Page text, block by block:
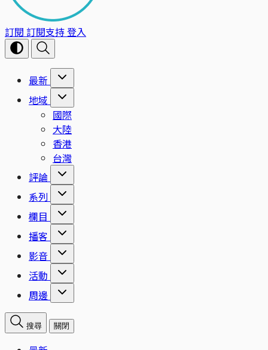
訂閱 訂閱支持登入
最新
地域
國際
大陸
香港
台灣
評論
系列
欄目
播客
影音
活動
周邊
搜尋 關閉